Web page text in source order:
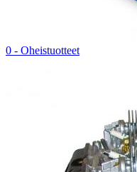
0 - Oheistuotteet